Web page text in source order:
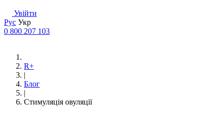
Увійти
Рус Укр
0 800 207 103
R+
|
Блог
|
Стимуляція овуляції